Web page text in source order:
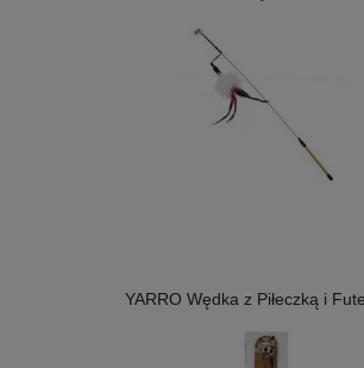
YARRO Wędka z Piłeczką i